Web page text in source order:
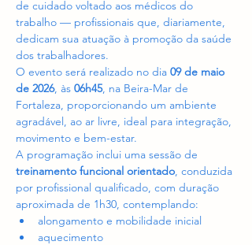
de cuidado voltado aos médicos do
trabalho — profissionais que, diariamente,
dedicam sua atuação à promoção da saúde
dos trabalhadores.
O evento será realizado no dia 09 de maio
de 2026, às 06h45, na Beira-Mar de
Fortaleza, proporcionando um ambiente
agradável, ao ar livre, ideal para integração,
movimento e bem-estar.
A programação inclui uma sessão de
treinamento funcional orientado, conduzida
por profissional qualificado, com duração
aproximada de 1h30, contemplando:
alongamento e mobilidade inicial
aquecimento